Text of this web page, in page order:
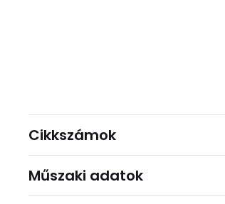
Cikkszámok
Műszaki adatok